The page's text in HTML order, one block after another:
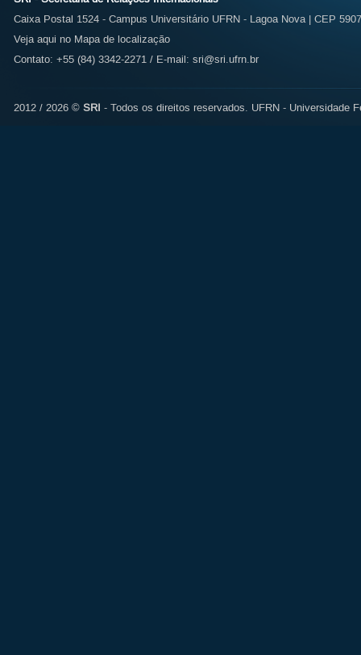
Caixa Postal 1524 - Campus Universitário UFRN - Lagoa Nova | CEP
Veja aqui no Mapa de localização
Contato: +55 (84) 3342-2271 / E-mail: sri@sri.ufrn.br
2012 / 2026 © SRI - Todos os direitos reservados. UFRN - Universidade